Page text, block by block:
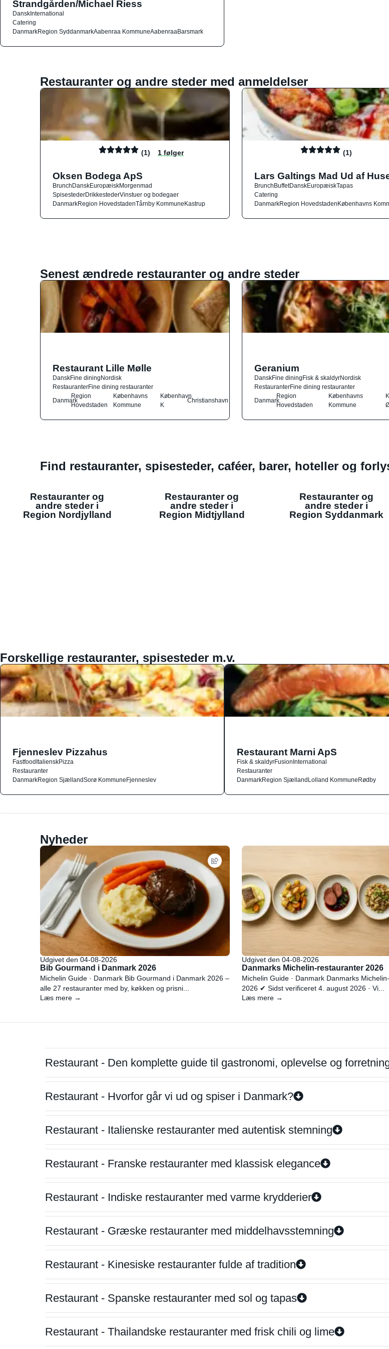
Strandgården/Michael Riess
DanskInternational
Catering
DanmarkRegion SyddanmarkAabenraa KommuneAabenraaBarsmark
Restauranter og andre steder med anmeldelser
(1) 1 følger
Oksen Bodega ApS
BrunchDanskEuropæiskMorgenmad
SpisestederDrikkestederVinstuer og bodegaer
DanmarkRegion HovedstadenTårnby KommuneKastrup
(1)
Lars Galtings Mad Ud af
BrunchBuffetDanskEuropæiskTapas
Catering
DanmarkRegion HovedstadenKøbenhavns
Senest ændrede restauranter og andre steder
Restaurant Lille Mølle
DanskFine diningNordisk
RestauranterFine dining restauranter
Danmark
Region
Hovedstaden
Københavns
Kommune
København
K
Christianshavn
Geranium
DanskFine diningFisk & skaldyrNordisk
RestauranterFine dining restauranter
Danmark
Region
Hovedstaden
Københavns
Kommune
Find restauranter, spisesteder, caféer, barer, hoteller og
Restauranter og
andre steder i
Region Nordjylland
Restauranter og
andre steder i
Region Midtjylland
Restauranter og
andre steder i
Region Syddanmark
Forskellige restauranter, spisesteder m.v.
Fjenneslev Pizzahus
FastfoodItalienskPizza
Restauranter
DanmarkRegion SjællandSorø KommuneFjenneslev
Restaurant Marni ApS
Fisk & skaldyrFusionInternational
Restauranter
DanmarkRegion SjællandLolland KommuneRødby
Nyheder
Udgivet den 04-08-2026
Bib Gourmand i Danmark 2026
Michelin Guide · Danmark Bib Gourmand i Danmark 2026 –
alle 27 restauranter med by, køkken og prisni...
Læs mere →
Udgivet den 04-08-2026
Danmarks Michelin-restauranter 2026
Michelin Guide · Danmark Danmarks
2026 ✔ Sidst verificeret 4. august 2026 · Vi...
Læs mere →
Restaurant - Den komplette guide til gastronomi, oplevelse og
Restaurant - Hvorfor går vi ud og spiser i Danmark?
Restaurant - Italienske restauranter med autentisk stemning
Restaurant - Franske restauranter med klassisk elegance
Restaurant - Indiske restauranter med varme krydderier
Restaurant - Græske restauranter med middelhavsstemning
Restaurant - Kinesiske restauranter fulde af tradition
Restaurant - Spanske restauranter med sol og tapas
Restaurant - Thailandske restauranter med frisk chili og lime